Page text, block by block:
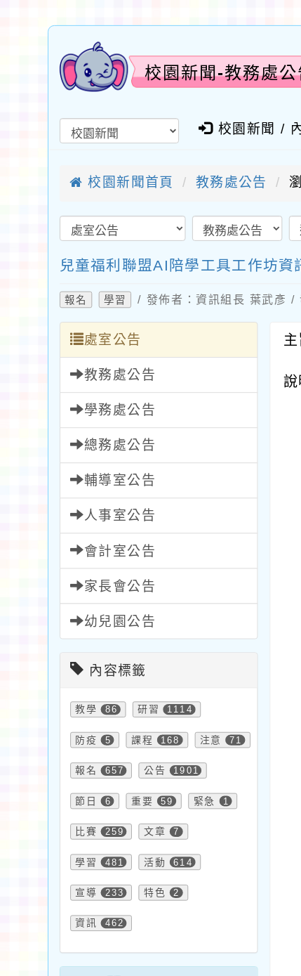
校園新聞-教務處
校園新聞 /
校園新聞首頁 教務處公告
兒童福利聯盟AI陪學工具工作坊
報名 學習 / 發佈者：資訊組長 葉武彥 /
處室公告
教務處公告
學務處公告
總務處公告
輔導室公告
人事室公告
會計室公告
家長會公告
幼兒園公告
內容標籤
教學 86 研習 1114
防疫 5 課程 168 注意 71
報名 657 公告 1901
節日 6 重要 59 緊急 1
比賽 259 文章 7
學習 481 活動 614
宣導 233 特色 2
資訊 462
主
說